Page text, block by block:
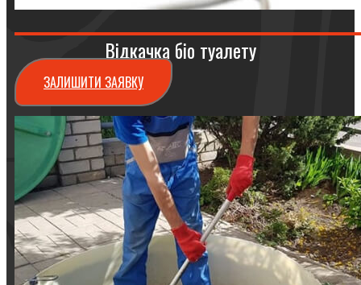
Відкачка біо туалету
ЗАЛИШИТИ ЗАЯВКУ